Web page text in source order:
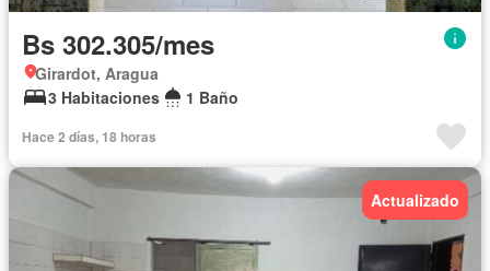
Bs 302.305/mes
Girardot, Aragua
3 Habitaciones
1 Baño
Hace 2 días, 18 horas
Actualizado